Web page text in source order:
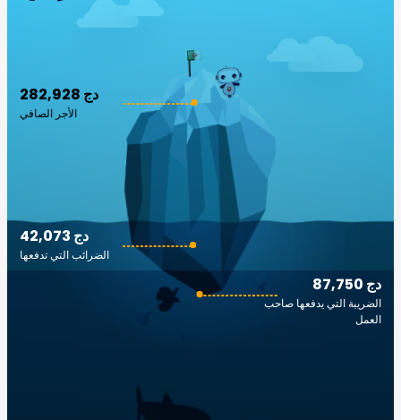
282,928 دج
الأجر الصافي
87,750 دج
الضريبة التي يدفعها صاحب
العمل
42,073 دج
الضرائب التي تدفعها